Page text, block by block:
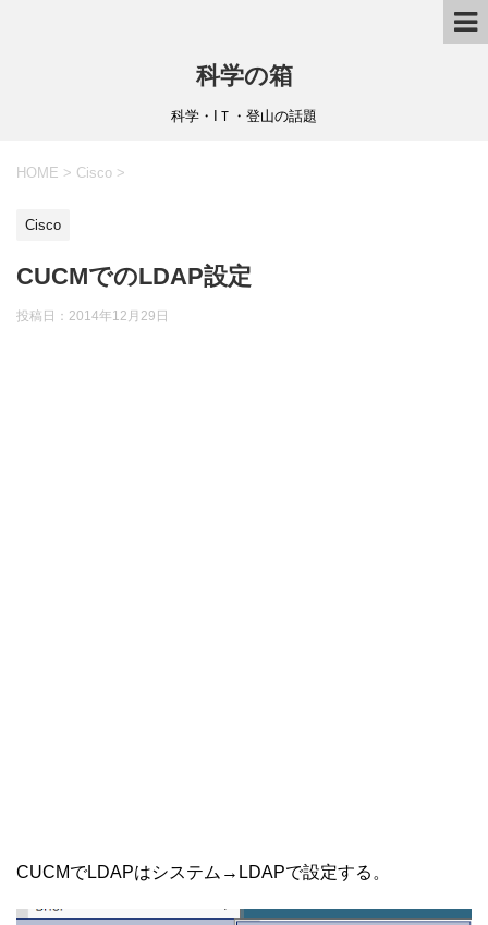
科学の箱
科学・IＴ・登山の話題
HOME > Cisco >
Cisco
CUCMでのLDAP設定
投稿日： 2014年12月29日
CUCMでLDAPはシステム→LDAPで設定する。